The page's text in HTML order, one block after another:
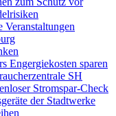
Veranstaltungen
Engergiekosten sparen
SH
Stromspar-Check
der Stadtwerke